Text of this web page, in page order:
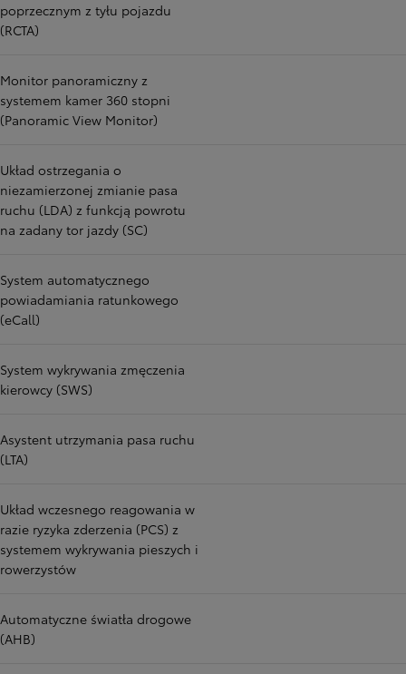
poprzecznym z tyłu pojazdu
(RCTA)
Monitor panoramiczny z
systemem kamer 360 stopni
(Panoramic View Monitor)
Układ ostrzegania o
niezamierzonej zmianie pasa
ruchu (LDA) z funkcją powrotu
na zadany tor jazdy (SC)
System automatycznego
powiadamiania ratunkowego
(eCall)
System wykrywania zmęczenia
kierowcy (SWS)
Asystent utrzymania pasa ruchu
(LTA)
Układ wczesnego reagowania w
razie ryzyka zderzenia (PCS) z
systemem wykrywania pieszych i
rowerzystów
Automatyczne światła drogowe
(AHB)